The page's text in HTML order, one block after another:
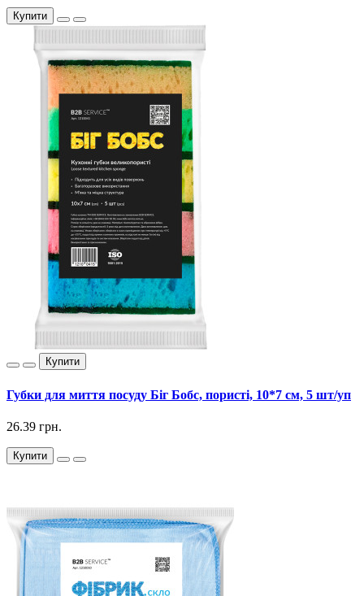
Купити
Купити
Губки для миття посуду Біг Бобс, пористі, 10*7 см, 5 шт/уп
26.39 грн.
Купити